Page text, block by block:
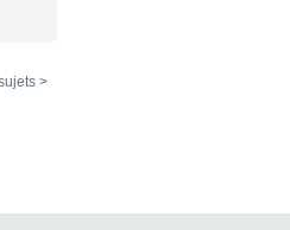
< Liste des sujets